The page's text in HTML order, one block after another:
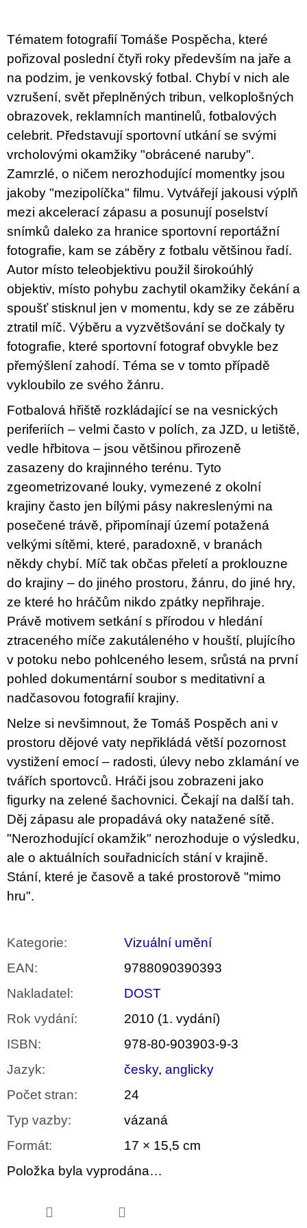
Tématem fotografií Tomáše Pospěcha, které
pořizoval poslední čtyři roky především na jaře a
na podzim, je venkovský fotbal. Chybí v nich ale
vzrušení, svět přeplněných tribun, velkoplošných
obrazovek, reklamních mantinelů, fotbalových
celebrit. Představují sportovní utkání se svými
vrcholovými okamžiky "obrácené naruby".
Zamrzlé, o ničem nerozhodující momentky jsou
jakoby "mezipolíčka" filmu. Vytvářejí jakousi výplň
mezi akcelerací zápasu a posunují poselství
snímků daleko za hranice sportovní reportážní
fotografie, kam se záběry z fotbalu většinou řadí.
Autor místo teleobjektivu použil širokoúhlý
objektiv, místo pohybu zachytil okamžiky čekání a
spoušť stisknul jen v momentu, kdy se ze záběru
ztratil míč. Výběru a vyzvětšování se dočkaly ty
fotografie, které sportovní fotograf obvykle bez
přemýšlení zahodí. Téma se v tomto případě
vykloubilo ze svého žánru.
Fotbalová hřiště rozkládající se na vesnických
periferiích – velmi často v polích, za JZD, u letiště,
vedle hřbitova – jsou většinou přirozeně
zasazeny do krajinného terénu. Tyto
zgeometrizované louky, vymezené z okolní
krajiny často jen bílými pásy nakreslenými na
posečené trávě, připomínají území potažená
velkými sítěmi, které, paradoxně, v branách
někdy chybí. Míč tak občas přeletí a proklouzne
do krajiny – do jiného prostoru, žánru, do jiné hry,
ze které ho hráčům nikdo zpátky nepřihraje.
Právě motivem setkání s přírodou v hledání
ztraceného míče zakutáleného v houští, plujícího
v potoku nebo pohlceného lesem, srůstá na první
pohled dokumentární soubor s meditativní a
nadčasovou fotografií krajiny.
Nelze si nevšimnout, že Tomáš Pospěch ani v
prostoru dějové vaty nepřikládá větší pozornost
vystižení emocí – radosti, úlevy nebo zklamání ve
tvářích sportovců. Hráči jsou zobrazeni jako
figurky na zelené šachovnici. Čekají na další tah.
Děj zápasu ale propadává oky natažené sítě.
"Nerozhodující okamžik" nerozhoduje o výsledku,
ale o aktuálních souřadnicích stání v krajině.
Stání, které je časově a také prostorově "mimo
hru".
Kategorie:
Vizuální umění
EAN:
9788090390393
Nakladatel :
DOST
Rok vydání:
2010 (1. vydání)
ISBN:
978-80-903903-9-3
Jazyk: česky, anglicky
Počet stran:
24
Typ vazby:
vázaná
Formát:
17 × 15,5 cm
Položka byla vyprodána…
e
m
e
BRUTAL
PRAGUE
165
Kč